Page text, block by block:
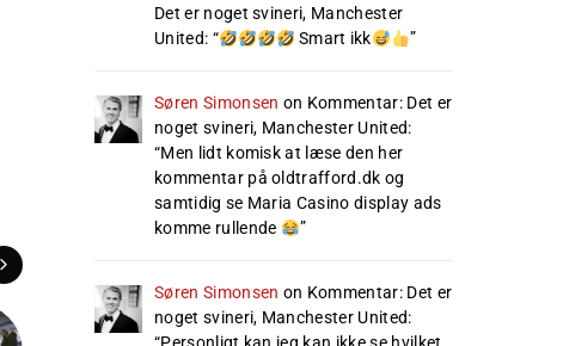
Det er noget svineri, Manchester
United: “ Smart ikk ”
Søren Simonsen on Kommentar: Det er
noget svineri, Manchester United:
“Men lidt komisk at læse den her
kommentar på oldtrafford.dk og
samtidig se Maria Casino display ads
komme rullende
”
Søren Simonsen on Kommentar: Det er
noget svineri, Manchester United: